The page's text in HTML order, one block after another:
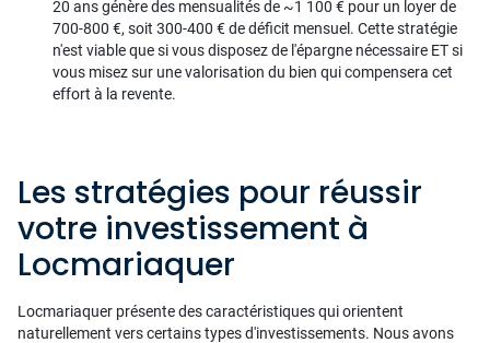
20 ans génère des mensualités de ~1 100 € pour un loyer de
700-800 €, soit 300-400 € de déficit mensuel. Cette stratégie
n'est viable que si vous disposez de l'épargne nécessaire ET si
vous misez sur une valorisation du bien qui compensera cet
effort à la revente.
Les stratégies pour réussir
votre investissement à
Locmariaquer
Locmariaquer présente des caractéristiques qui orientent
naturellement vers certains types d'investissements. Nous avons